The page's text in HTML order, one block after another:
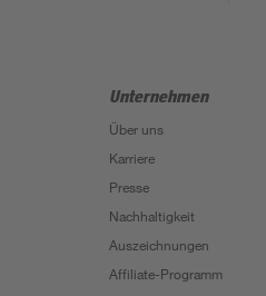
Unternehmen
Über uns
Karriere
Presse
Nachhaltigkeit
Auszeichnungen
Affiliate-Programm